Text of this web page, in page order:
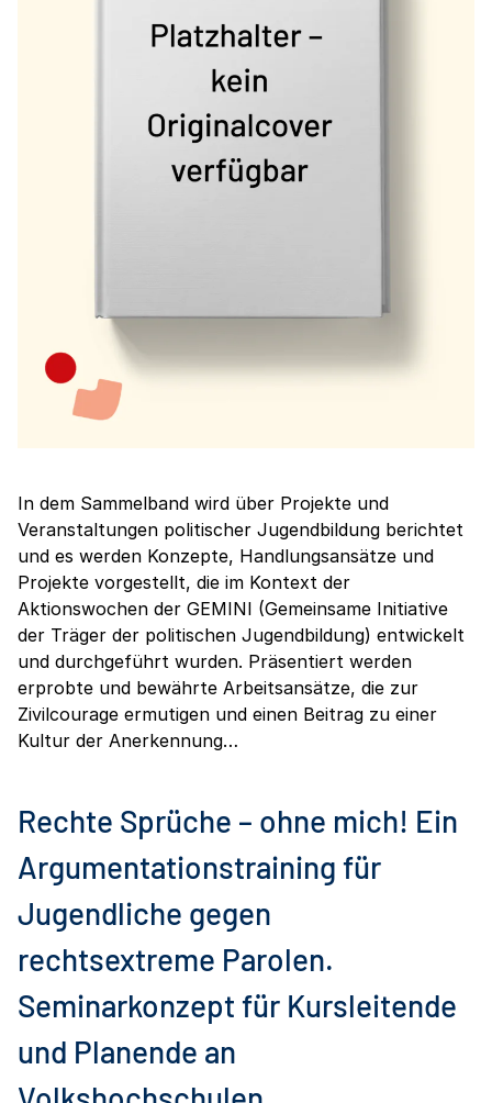
In dem Sammelband wird über Projekte und
Veranstaltungen politischer Jugendbildung berichtet
und es werden Konzepte, Handlungsansätze und
Projekte vorgestellt, die im Kontext der
Aktionswochen der GEMINI (Gemeinsame Initiative
der Träger der politischen Jugendbildung) entwickelt
und durchgeführt wurden. Präsentiert werden
erprobte und bewährte Arbeitsansätze, die zur
Zivilcourage ermutigen und einen Beitrag zu einer
Kultur der Anerkennung…
Rechte Sprüche – ohne mich! Ein
Argumentationstraining für
Jugendliche gegen
rechtsextreme Parolen.
Seminarkonzept für Kursleitende
und Planende an